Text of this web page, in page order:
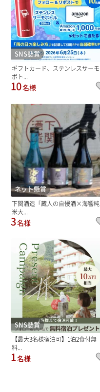
SNS懸賞
ギフトカード、ステンレスサーモ
ボト...
10名様
ネット懸賞
下関酒造「蔵人の自慢酒×海響純
米大...
3名様
SNS懸賞
【最大3名様宿泊可】1泊2食付無
料...
1名様